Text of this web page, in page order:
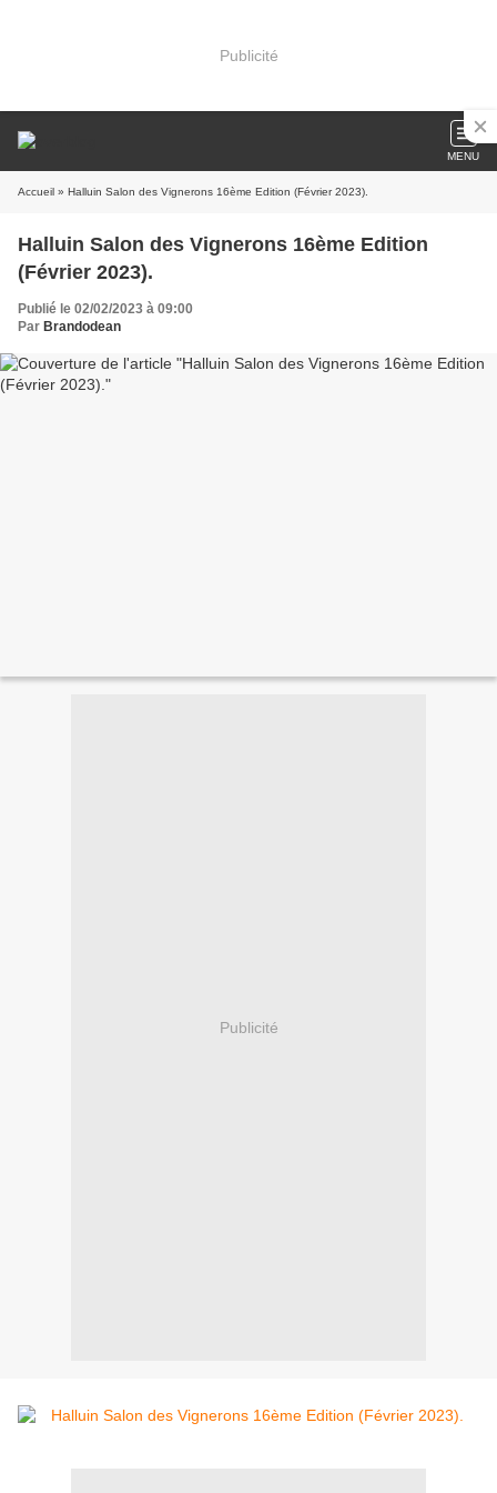
Publicité
MENU
Accueil » Halluin Salon des Vignerons 16ème Edition (Février 2023).
Halluin Salon des Vignerons 16ème Edition
(Février 2023).
Publié le 02/02/2023 à 09:00
Par Brandodean
Publicité